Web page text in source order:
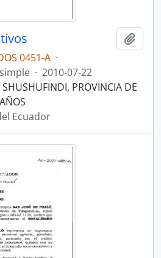
0451-A ·
· 2010-07-22
PROVINCIA DE
Ecuador